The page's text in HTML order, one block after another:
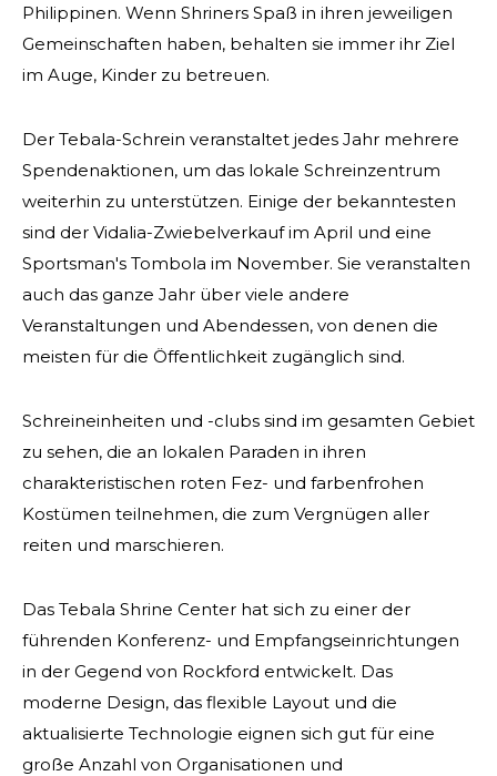
SUCHEN
MITGLIEDERZENTRUM
WOMEN IMPACTING CARE
Philippinen. Wenn Shriners Spaß in ihren jeweiligen
Gemeinschaften haben, behalten sie immer ihr Ziel
im Auge, Kinder zu betreuen.
Der Tebala-Schrein veranstaltet jedes Jahr mehrere
Spendenaktionen, um das lokale Schreinzentrum
weiterhin zu unterstützen. Einige der bekanntesten
sind der Vidalia-Zwiebelverkauf im April und eine
Sportsman's Tombola im November. Sie veranstalten
auch das ganze Jahr über viele andere
Veranstaltungen und Abendessen, von denen die
meisten für die Öffentlichkeit zugänglich sind.
Schreineinheiten und -clubs sind im gesamten Gebiet
zu sehen, die an lokalen Paraden in ihren
charakteristischen roten Fez- und farbenfrohen
Kostümen teilnehmen, die zum Vergnügen aller
reiten und marschieren.
Das Tebala Shrine Center hat sich zu einer der
führenden Konferenz- und Empfangseinrichtungen
in der Gegend von Rockford entwickelt. Das
moderne Design, das flexible Layout und die
aktualisierte Technologie eignen sich gut für eine
große Anzahl von Organisationen und